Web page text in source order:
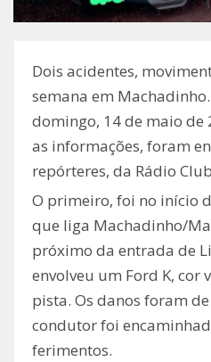
Dois acidentes,
semana em
domingo, 14 de maio de
as informações, foram
repórteres, da Rádio
O primeiro, foi no início
que liga Machadinho/
próximo da entrada de
envolveu um Ford K, cor
pista. Os danos foram
condutor foi
ferimentos.